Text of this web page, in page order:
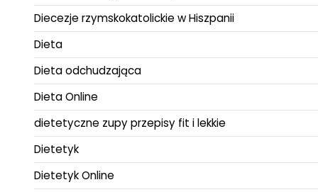
Diecezje rzymskokatolickie w Hiszpanii
Dieta
Dieta odchudzająca
Dieta Online
dietetyczne zupy przepisy fit i lekkie
Dietetyk
Dietetyk Online